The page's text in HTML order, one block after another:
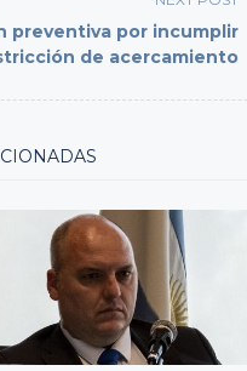
preventiva por incumplir
de acercamiento